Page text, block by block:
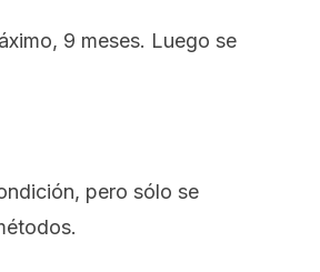
9 meses. Luego se
pero sólo se